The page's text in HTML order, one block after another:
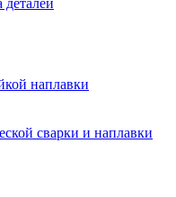
наплавки
сварки и наплавки